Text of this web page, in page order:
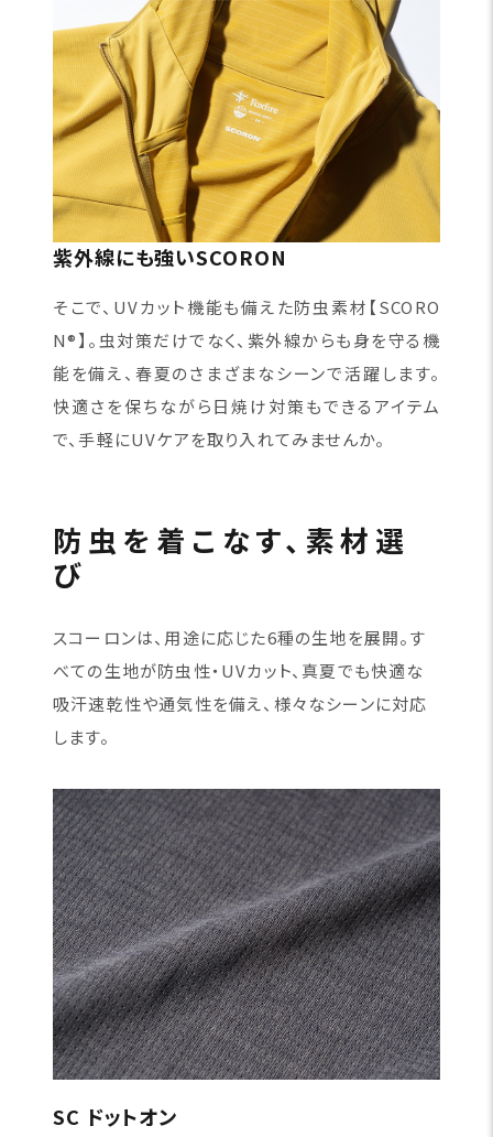
紫外線にも強いSCORON
そこで、UVカット機能も備えた防虫素材【SCORO
N®】。虫対策だけでなく、紫外線からも身を守る機
能を備え、春夏のさまざまなシーンで活躍します。
快適さを保ちながら日焼け対策もできるアイテム
で、手軽にUVケアを取り入れてみませんか。
防虫を着こなす、素材選
び
スコーロンは、用途に応じた6種の生地を展開。す
べての生地が防虫性・UVカット、真夏でも快適な
吸汗速乾性や通気性を備え、様々なシーンに対応
します。
SC ドットオン